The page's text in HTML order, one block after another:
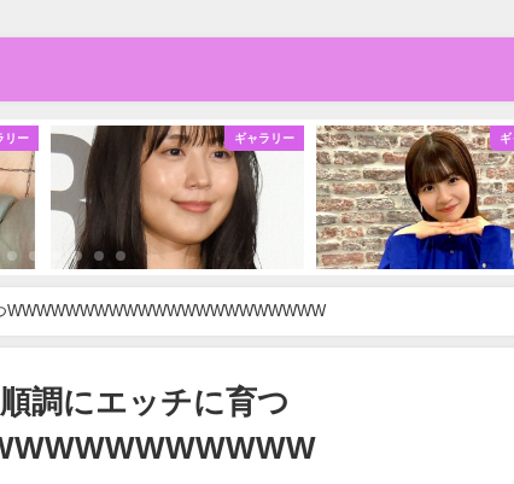
リー ギャラリー ギ
調にエッチに育つ